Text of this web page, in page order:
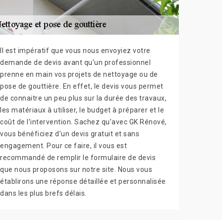
Il est impératif que vous nous envoyiez votre
demande de devis avant qu’un professionnel
prenne en main vos projets de nettoyage ou de
pose de gouttière. En effet, le devis vous permet
de connaitre un peu plus sur la durée des travaux,
les matériaux à utiliser, le budget à préparer et le
coût de l’intervention. Sachez qu’avec GK Rénové,
vous bénéficiez d’un devis gratuit et sans
engagement. Pour ce faire, il vous est
recommandé de remplir le formulaire de devis
que nous proposons sur notre site. Nous vous
établirons une réponse détaillée et personnalisée
dans les plus brefs délais.